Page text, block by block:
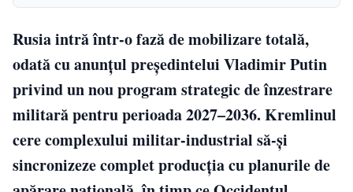
Rusia intră într-o fază de mobilizare totală,
odată cu anunțul președintelui Vladimir Putin
privind un nou program strategic de înzestrare
militară pentru perioada 2027–2036. Kremlinul
cere complexului militar-industrial să-și
sincronizeze complet producția cu planurile de